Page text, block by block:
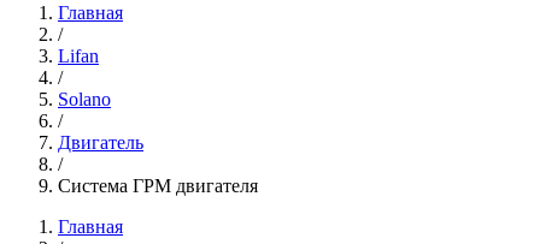
Главная
/
Lifan
/
Solano
/
Двигатель
/
Система ГРМ двигателя
Главная